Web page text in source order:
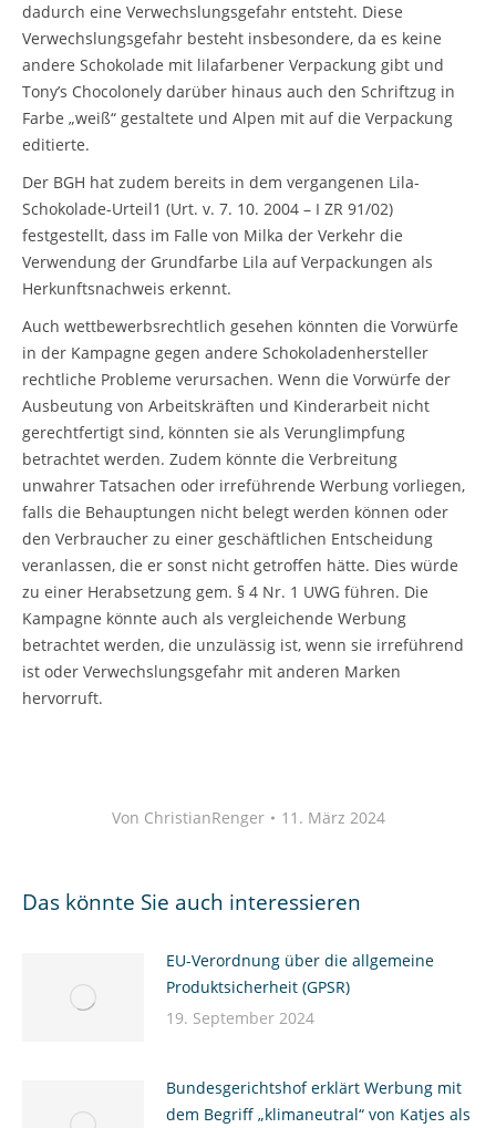
dadurch eine Verwechslungsgefahr entsteht. Diese
Verwechslungsgefahr besteht insbesondere, da es keine
andere Schokolade mit lilafarbener Verpackung gibt und
Tony’s Chocolonely darüber hinaus auch den Schriftzug in
Farbe „weiß“ gestaltete und Alpen mit auf die Verpackung
editierte.
Der BGH hat zudem bereits in dem vergangenen Lila-
Schokolade-Urteil1 (Urt. v. 7. 10. 2004 – I ZR 91/02)
festgestellt, dass im Falle von Milka der Verkehr die
Verwendung der Grundfarbe Lila auf Verpackungen als
Herkunftsnachweis erkennt.
Auch wettbewerbsrechtlich gesehen könnten die Vorwürfe
in der Kampagne gegen andere Schokoladenhersteller
rechtliche Probleme verursachen. Wenn die Vorwürfe der
Ausbeutung von Arbeitskräften und Kinderarbeit nicht
gerechtfertigt sind, könnten sie als Verunglimpfung
betrachtet werden. Zudem könnte die Verbreitung
unwahrer Tatsachen oder irreführende Werbung vorliegen,
falls die Behauptungen nicht belegt werden können oder
den Verbraucher zu einer geschäftlichen Entscheidung
veranlassen, die er sonst nicht getroffen hätte. Dies würde
zu einer Herabsetzung gem. § 4 Nr. 1 UWG führen. Die
Kampagne könnte auch als vergleichende Werbung
betrachtet werden, die unzulässig ist, wenn sie irreführend
ist oder Verwechslungsgefahr mit anderen Marken
hervorruft.
Von ChristianRenger 11. März 2024
Das könnte Sie auch interessieren
EU-Verordnung über die allgemeine
Produktsicherheit (GPSR)
19. September 2024
Bundesgerichtshof erklärt Werbung mit
dem Begriff „klimaneutral“ von Katjes als